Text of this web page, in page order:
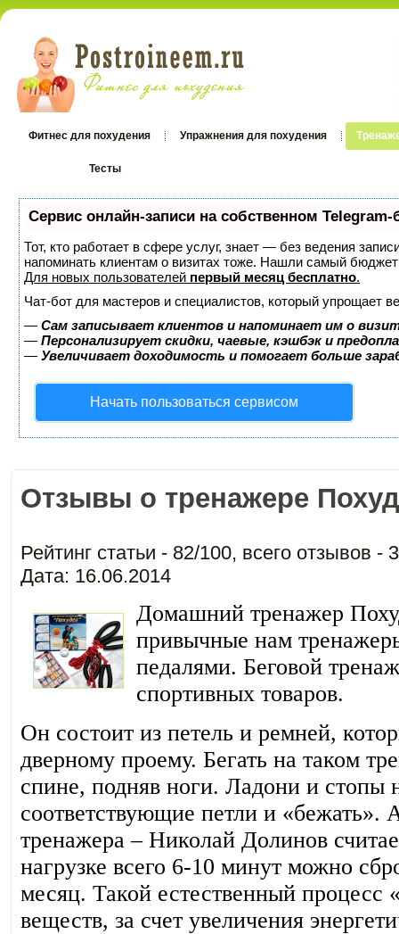
Фитнес для похудения Упражнения для похудения
Тесты
Сервис онлайн-записи на собственном Telegram-
Тот, кто работает в сфере услуг, знает — без ведения
напоминать клиентам о визитах тоже. Нашли самый
Для новых пользователей первый месяц бесплатно.
Чат-бот для мастеров и специалистов, который упрощает
— Сам записывает клиентов и напоминает им о
— Персонализирует скидки, чаевые, кэшбэк и
— Увеличивает доходимость и помогает больше
Начать пользоваться сервисом
Отзывы о тренажере
Рейтинг статьи - 82/100, всего отзывов -
Дата: 16.06.2014
Домашний тренажер
привычные нам
педалями. Беговой
спортивных товаров.
Он состоит из петель и ремней,
дверному проему. Бегать на таком
спине, подняв ноги. Ладони и стопы
соответствующие петли и «бежать».
тренажера – Николай Долинов
нагрузке всего 6-10 минут можно
месяц. Такой естественный процесс
веществ, за счет увеличения